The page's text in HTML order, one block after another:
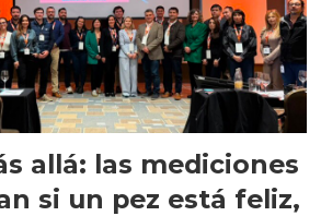
allá: las mediciones
si un pez está feliz,